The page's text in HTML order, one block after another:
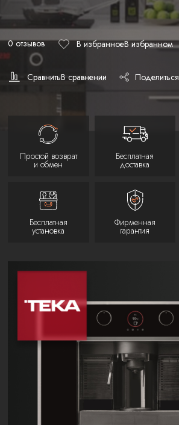
0 отзывов В избранноеВ избранном
СравнитьВ сравнении Поделиться
Простой возврат
и обмен
Бесплатная
доставка
Бесплатная
установка
Фирменная
гарантия